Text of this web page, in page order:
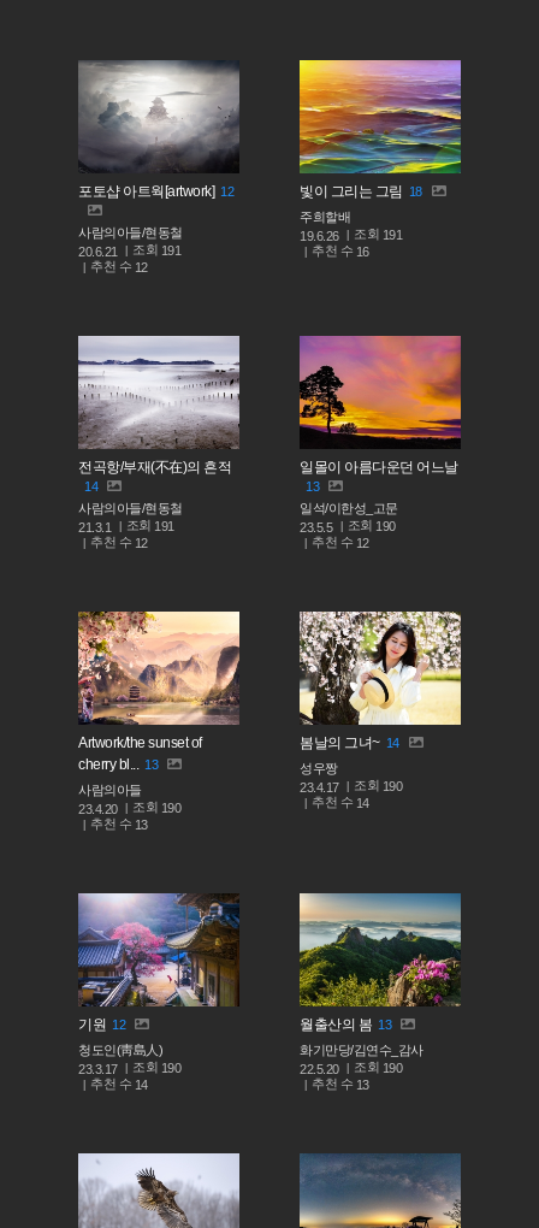
포토샵 아트웍[artwork] 12
사람의아들/현동철
20.6.21
조회 191
추천 수 12
빛이 그리는 그림 18
주희할배
19.6.26
조회 191
추천 수 16
전곡항/부재(不在)의 흔적
14
사람의아들/현동철
21.3.1
조회 191
추천 수 12
일몰이 아름다운던 어느날
13
일석/이한성_고문
23.5.5
조회 190
추천 수 12
Artwork/the sunset of
cherry bl...
13
사람의아들
23.4.20
조회 190
추천 수 13
봄날의 그녀~ 14
성우짱
23.4.17
조회 190
추천 수 14
기원 12
청도인(靑島人)
23.3.17
조회 190
추천 수 14
월출산의 봄 13
화기만당/김연수_감사
22.5.20
조회 190
추천 수 13